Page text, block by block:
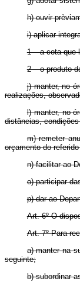
h) ouvir
i) aplicar
1 – a cota que
2 – o produto
j) manter, no
realizações,
l) manter, no
distâncias,
m) remeter
orçamento do
n) facilitar ao
o) participar
p) dar ao
Art.6º O
Art.7º Para
a) manter na
seguinte;
b) subordinar